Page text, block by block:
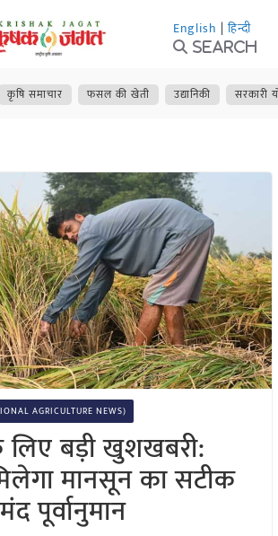
English | हिन्दी
Search
कृषि समाचार फसल की खेती उद्यानिकी सरकारी
AGRICULTURE NEWS)
लिए बड़ी खुशखबरी:
मानसून का सटीक
पूर्वानुमान